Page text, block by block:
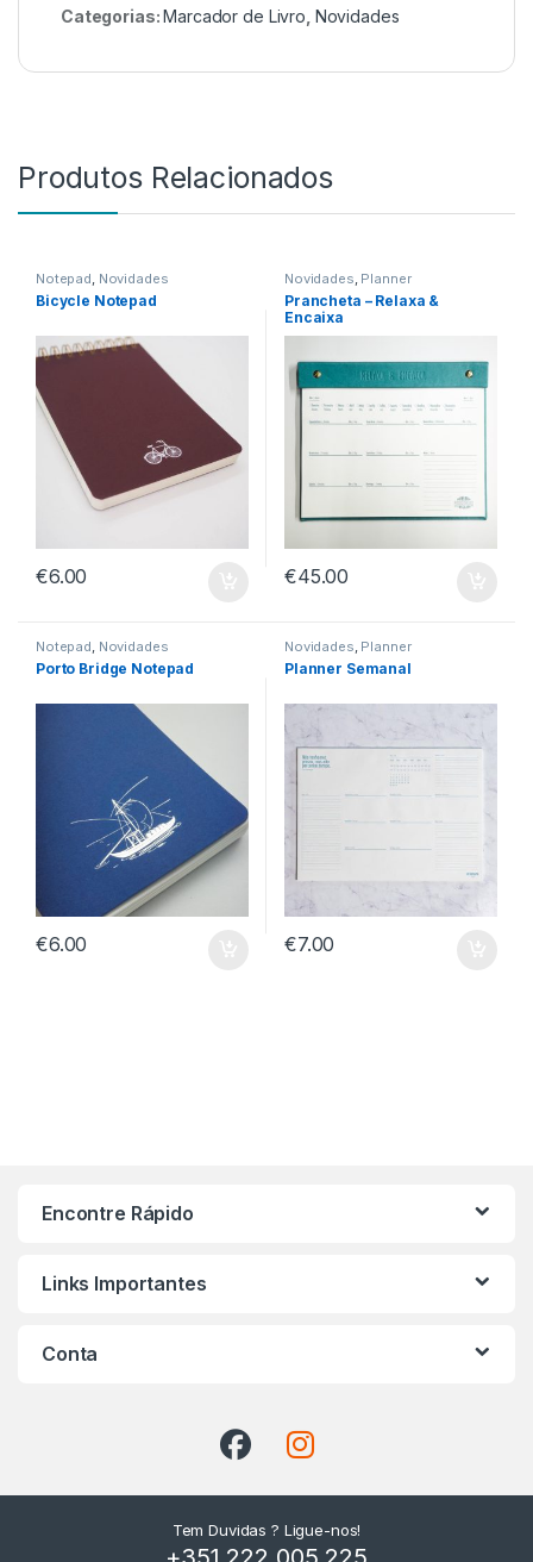
Categorias:Marcador de Livro Novidades
Produtos Relacionados
Notepad, Novidades
Bicycle Notepad
€6.00
Novidades, Planner
Prancheta – Relaxa &
Encaixa
€45.00
Notepad, Novidades
Porto Bridge Notepad
€6.00
Novidades, Planner
Planner Semanal
€7.00
Encontre Rápido
Links Importantes
Conta
Tem Duvidas ? Ligue-nos!